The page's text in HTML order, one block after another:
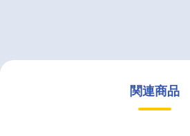
関連商品